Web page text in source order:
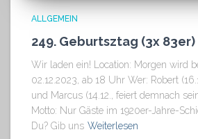
ALLGEMEIN
249. Geburtsztag (3x 83er)
Wir laden ein! Location: Morgen wird
02.12.2023, ab 18 Uhr Wer: Robert
und Marcus (14.12., feiert demnach
Motto: Nur Gäste im 1920er-Jahre-
Du? Gib uns Weiterlesen